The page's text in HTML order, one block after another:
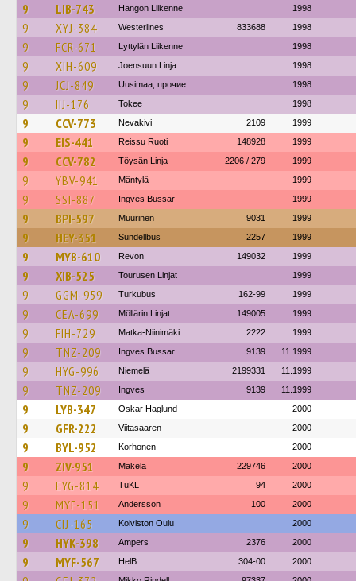
9 LIB-743 Hangon Liikenne 1998
9 XYJ-384 Westerlines 833688 1998
9 FCR-671 Lyttylän Liikenne 1998
9 XIH-609 Joensuun Linja 1998
9 JCJ-849 Uusimaa, прочие 1998
9 IIJ-176 Tokee 1998
9 CCV-773 Nevakivi 2109 1999
9 EIS-441 Reissu Ruoti 148928 1999
9 CCV-782 Töysän Linja 2206 / 279 1999
9 YBV-941 Mäntylä 1999
9 SSI-887 Ingves Bussar 1999
9 BPI-597 Muurinen 9031 1999
9 HEY-351 Sundellbus 2257 1999
9 MYB-610 Revon 149032 1999
9 XIB-525 Tourusen Linjat 1999
9 GGM-959 Turkubus 162-99 1999
9 CEA-699 Möllärin Linjat 149005 1999
9 FIH-729 Matka-Niinimäki 2222 1999
9 TNZ-209 Ingves Bussar 9139 11.1999
9 HYG-996 Niemelä 2199331 11.1999
9 TNZ-209 Ingves 9139 11.1999
9 LYB-347 Oskar Haglund 2000
9 GFR-222 Viitasaaren 2000
9 BYL-952 Korhonen 2000
9 ZIV-951 Mäkela 229746 2000
9 EYG-814 TuKL 94 2000
9 MYF-151 Andersson 100 2000
9 CIJ-165 Koiviston Oulu 2000
9 HYK-398 Ampers 2376 2000
9 MYF-567 HelB 304-00 2000